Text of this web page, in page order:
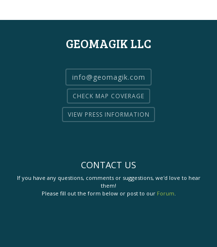
GEOMAGIK LLC
info@geomagik.com
CHECK MAP COVERAGE
VIEW PRESS INFORMATION
CONTACT US
If you have any questions, comments or suggestions, we'd love to hear
them!
Please fill out the form below or post to our Forum